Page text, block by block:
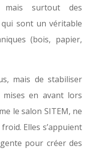
mais surtout des
sont un véritable
(bois, papier,
mais de stabiliser
mises en avant lors
le salon SITEM, ne
Elles s’appuient
pour créer des